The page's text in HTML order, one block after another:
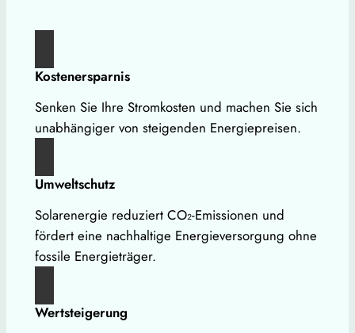
Kostenersparnis
Senken Sie Ihre Stromkosten und machen Sie sich
unabhängiger von steigenden Energiepreisen.
Umweltschutz
Solarenergie reduziert CO₂-Emissionen und
fördert eine nachhaltige Energieversorgung ohne
fossile Energieträger.
Wertsteigerung